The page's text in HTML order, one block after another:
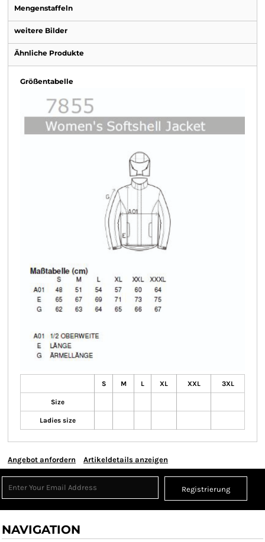
Mengenstaffeln
weitere Bilder
Ähnliche Produkte
Größentabelle
S M L XL XXL 3XL
Size
Ladies size
Angebot anfordern Artikeldetails anzeigen
Registrierung
NAVIGATION